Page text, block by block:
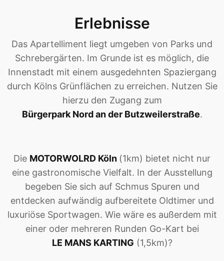
Erlebnisse
Das Apartelliment liegt umgeben von Parks und
Schrebergärten. Im Grunde ist es möglich, die
Innenstadt mit einem ausgedehnten Spaziergang
durch Kölns Grünflächen zu erreichen. Nutzen Sie
hierzu den Zugang zum
Bürgerpark Nord an der Butzweilerstraße.
Die MOTORWOLRD Köln (1km) bietet nicht nur
eine gastronomische Vielfalt. In der Ausstellung
begeben Sie sich auf Schmus Spuren und
entdecken aufwändig aufbereitete Oldtimer und
luxuriöse Sportwagen. Wie wäre es außerdem mit
einer oder mehreren Runden Go-Kart bei
LE MANS KARTING (1,5km)?